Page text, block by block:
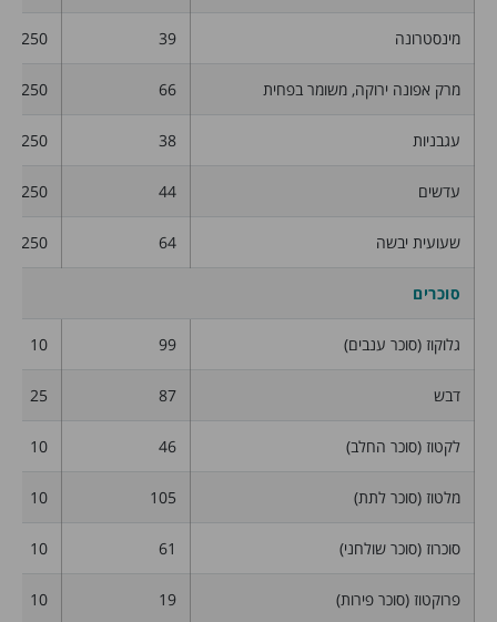
מינסטרונה 39
250
מרק אפונה ירוקה, משומר בפחית 66
250
עגבניות 38
250
עדשים 44
250
שעועית יבשה 64
250
סוכרים
גלוקוז (סוכר ענבים) 99
10
דבש 87
25
לקטוז (סוכר החלב) 46
10
מלטוז (סוכר לתת) 105
10
סוכרוז (סוכר שולחני) 61
10
פרוקטוז (סוכר פירות) 19
10